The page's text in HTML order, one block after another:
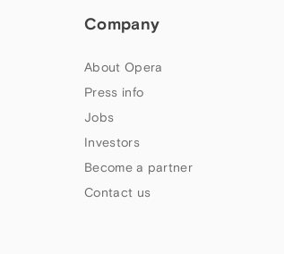
Company
About Opera
Press info
Jobs
Investors
Become a partner
Contact us